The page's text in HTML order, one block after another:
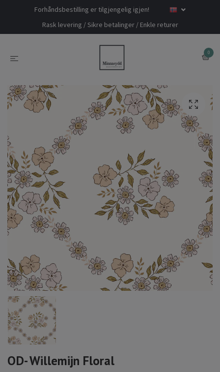
Forhåndsbestilling er tilgjengelig igjen!
Rask levering / Sikre betalinger / Enkle returer
0
OD- Willemijn Floral